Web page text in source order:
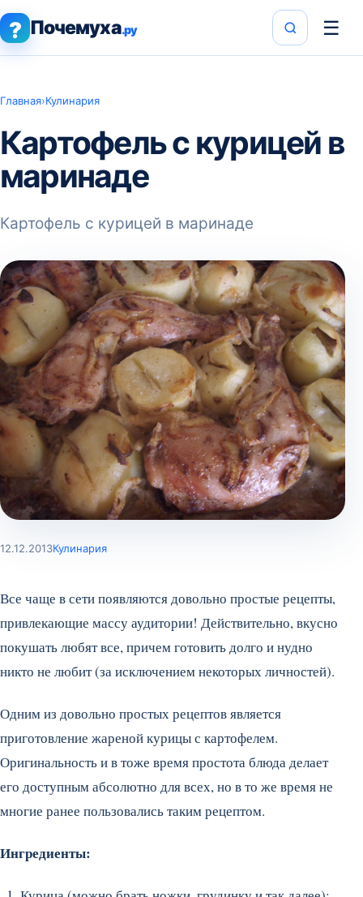
? Почемуха.ру ☰
Главная›Кулинария
Картофель с курицей в
маринаде
Картофель с курицей в маринаде
12.12.2013Кулинария
Все чаще в сети появляются довольно простые рецепты,
привлекающие массу аудитории! Действительно, вкусно
покушать любят все, причем готовить долго и нудно
никто не любит (за исключением некоторых личностей).
Одним из довольно простых рецептов является
приготовление жареной курицы с картофелем.
Оригинальность и в тоже время простота блюда делает
его доступным абсолютно для всех, но в то же время не
многие ранее пользовались таким рецептом.
Ингредиенты: